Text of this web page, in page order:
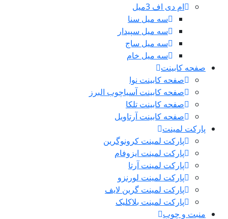
ام دی اف 3میل
سه میل سنا
سه میل سپیدار
سه میل ساج
سه میل خام
صفحه کابینت
صفحه کابینت نوا
صفحه کابینت آسیاچوب البرز
صفحه کابینت تلکا
صفحه کابینت آرتاویل
پارکت لمینت
پارکت لمینت کرونوگرین
پارکت لمینت ایزوفام
پارکت لمینت آرتا
پارکت لمینت لورنزو
پارکت لمینت گرین لایف
پارکت لمینت بلاکلیک
منبت و چوب